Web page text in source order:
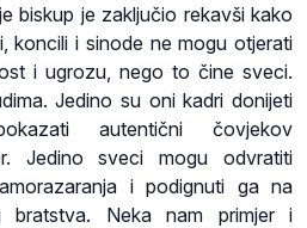
biskup je zaključio rekavši kako
koncili i sinode ne mogu otjerati
i ugrozu, nego to čine sveci.
Jedino su oni kadri donijeti
autentični čovjekov
Jedino sveci mogu odvratiti
i podignuti ga na
bratstva. Neka nam primjer i